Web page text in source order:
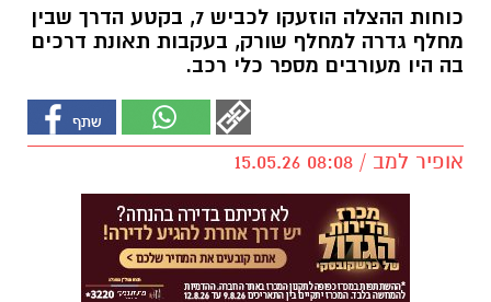
כוחות ההצלה הוזעקו לכביש 7, בקטע הדרך שבין
מחלף גדרה למחלף שורק, בעקבות תאונת דרכים
בה היו מעורבים מספר כלי רכב.
אופיר למב / 08:08 15.05.26